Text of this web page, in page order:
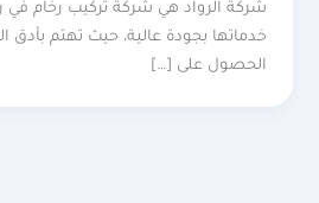
شركة الرواد هي شركة تركيب رخام في
خدماتها بجودة عالية، حيث تهتم بأدق
الحصول على […]